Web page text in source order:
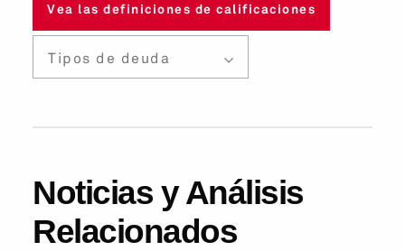
Vea las definiciones de calificaciones
Tipos de deuda
Noticias y Análisis
Relacionados